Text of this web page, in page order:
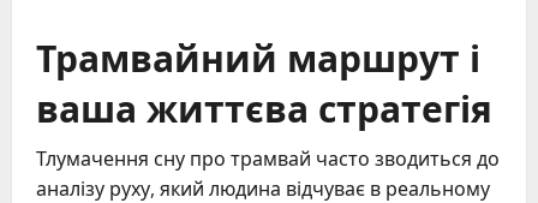
Трамвайний маршрут і
ваша життєва стратегія
Тлумачення сну про трамвай часто зводиться до
аналізу руху, який людина відчуває в реальному